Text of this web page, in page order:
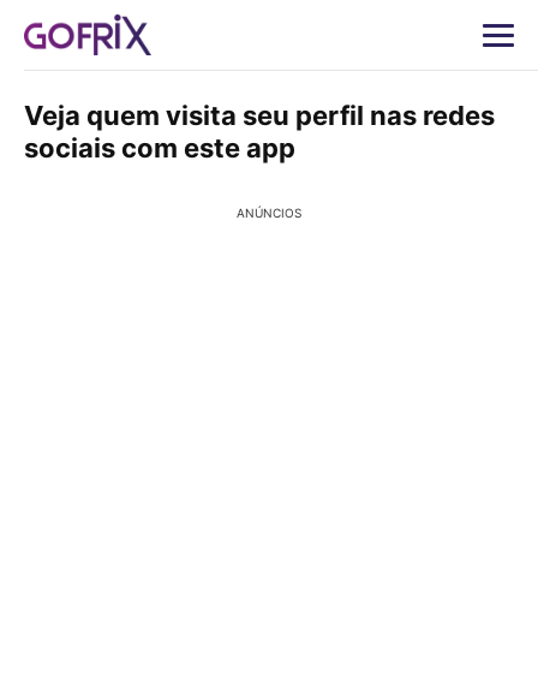
Veja quem visita seu perfil nas redes
sociais com este app
ANÚNCIOS